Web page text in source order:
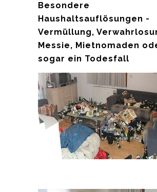
Besondere
Haushaltsauflösungen -
Vermüllung,
Messie, Mietnomaden
sogar ein Todesfall